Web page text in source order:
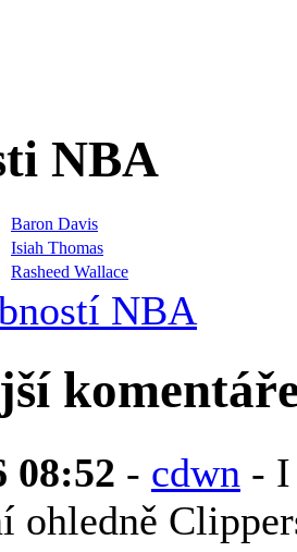
NBA
Baron Davis
Isiah Thomas
Rasheed Wallace
NBA
08:52 - cdwn - I
ohledně